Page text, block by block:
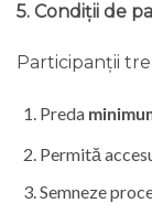
5. Condiții de
Participanții
Preda
Permită
Semneze